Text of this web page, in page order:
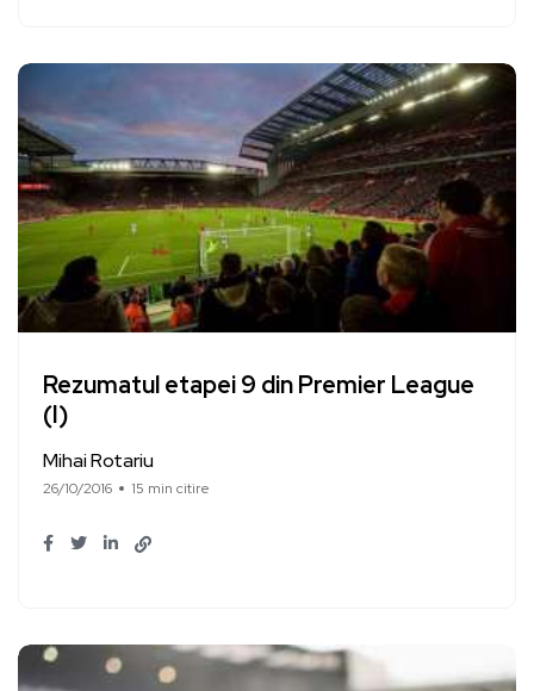
Rezumatul etapei 9 din Premier League
(I)
Mihai Rotariu
26/10/2016 15 min citire